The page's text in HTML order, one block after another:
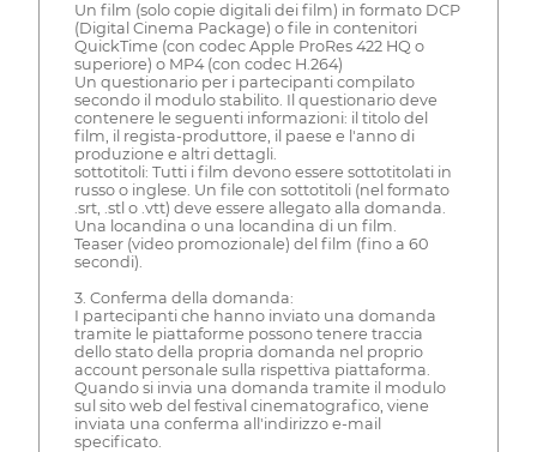
Un film (solo copie digitali dei film) in formato DCP
(Digital Cinema Package) o file in contenitori
QuickTime (con codec Apple ProRes 422 HQ o
superiore) o MP4 (con codec H.264)
Un questionario per i partecipanti compilato
secondo il modulo stabilito. Il questionario deve
contenere le seguenti informazioni: il titolo del
film, il regista-produttore, il paese e l'anno di
produzione e altri dettagli.
sottotitoli: Tutti i film devono essere sottotitolati in
russo o inglese. Un file con sottotitoli (nel formato
.srt, .stl o .vtt) deve essere allegato alla domanda.
Una locandina o una locandina di un film.
Teaser (video promozionale) del film (fino a 60
secondi).
3. Conferma della domanda:
I partecipanti che hanno inviato una domanda
tramite le piattaforme possono tenere traccia
dello stato della propria domanda nel proprio
account personale sulla rispettiva piattaforma.
Quando si invia una domanda tramite il modulo
sul sito web del festival cinematografico, viene
inviata una conferma all'indirizzo e-mail
specificato.